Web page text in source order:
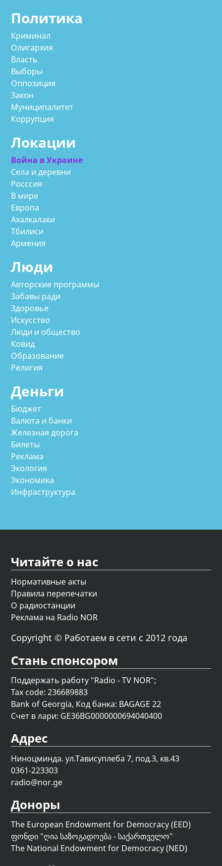
Политика
Криминал
Олигархия
Власть
Выборы
Оппозиция
Закон
Муниципалитет
Коррупция
Локации
Война в Украине
Села и деревни
Росссия
В мире
Европа
Ахалкалаки
Тбилиси
Армения
Люди
Авторские программы
Забавы ради
Здоровье
Искусство
Люди и общество
Ковид
Образование
Религия
Деньги
Бюджет
Валюта и банки
Железная дорога
Билеты
Реклама
Экология
Экономика
Инфраструктура
Читайте о нас
Нормативные акты
Правила перепечатки
О радиостанции
Реклама на Radio NOR
Copyright © Работаем в сети с 2012 года
Стань спонсором
Поддержать работу "Radio - TV NOR";
Tax code: 236689883
Bank of Georgia, Код банка: BAGAGE 22
Счет в лари: GE36BG0000000694040400
Адрес
Ниноцминда. ул.Тависуплеба 7, под.3, кв.43
0361-223303
radio@nor.ge
Доноры
The European Endowment for Democracy (EED)
ფონდი "ღია საზოგადოება - საქართველო"
The National Endowment for Democracy (NED)